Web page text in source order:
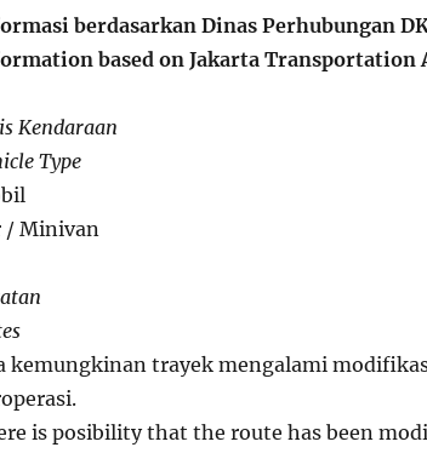
berdasarkan Dinas Perhubungan
based on Jakarta Transportation
Kendaraan
Type
/ Minivan
kemungkinan trayek mengalami
is posibility that the route has been